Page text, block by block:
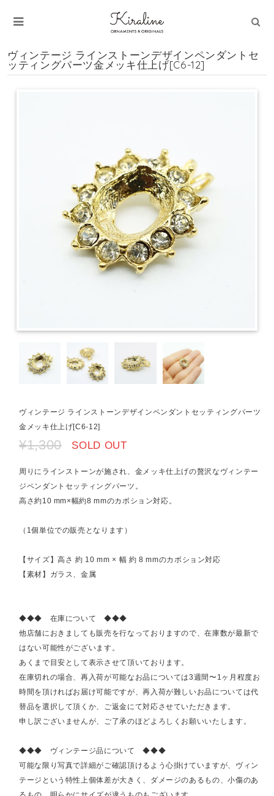
ヴィンテージ ラインストーンデザインペンダントセ
ッティングパーツ金メッキ仕上げ[C6-12]
ヴィンテージ ラインストーンデザインペンダントセッティングパーツ
金メッキ仕上げ[C6-12]
¥1,300 SOLD OUT
周りにラインストーンが施され、金メッキ仕上げの贅沢なヴィンテー
ジペンダントセッティングパーツ。
高さ約10 mm×幅約8 mmのカボション対応。
（1個単位での販売となります）
【サイズ】高さ 約 10 mm × 幅 約 8 mmのカボション対応
【素材】ガラス、金属
◆◆◆ 在庫について ◆◆◆
他店舗におきましても販売を行なっておりますので、在庫数が最新で
はない可能性がございます。
あくまで目安として表示させて頂いております。
在庫切れの場合、再入荷が可能なお品については3週間〜1ヶ月程度お
時間を頂ければお届け可能ですが、再入荷が難しいお品については代
替品を選択して頂くか、ご返金にて対応させていただきます。
申し訳ございませんが、ご了承のほどよろしくお願いいたします。
◆◆◆ ヴィンテージ品について ◆◆◆
可能な限り写真で詳細がご確認頂けるよう心掛けていますが、ヴィン
テージという特性上個体差が大きく、ダメージのあるもの、小傷のあ